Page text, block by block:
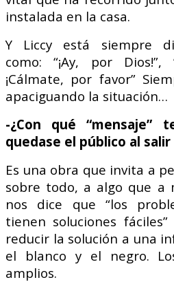
instalada en la casa.
Y Liccy está siempre
como: “¡Ay, por Dios!”,
¡Cálmate, por favor”
apaciguando la situación…
-¿Con qué “mensaje”
quedase el público al
Es una obra que invita a
sobre todo, a algo que a
nos dice que “los
tienen soluciones
reducir la solución a una
el blanco y el negro.
amplios.